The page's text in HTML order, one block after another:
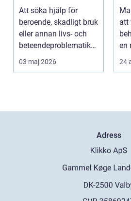
av behandlingen
Att söka hjälp för
beroende, skadligt bruk
eller annan livs- och
beteendeproblematik
är ett stort st...
03 maj 2026
att
en
24
Adress